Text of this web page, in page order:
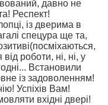
давно не
Респект!
із дверима в
спецура ще та,
роботи, ні, ні, у
Встановили
із задоволенням!
Успіхів Вам!
вхідні двері!